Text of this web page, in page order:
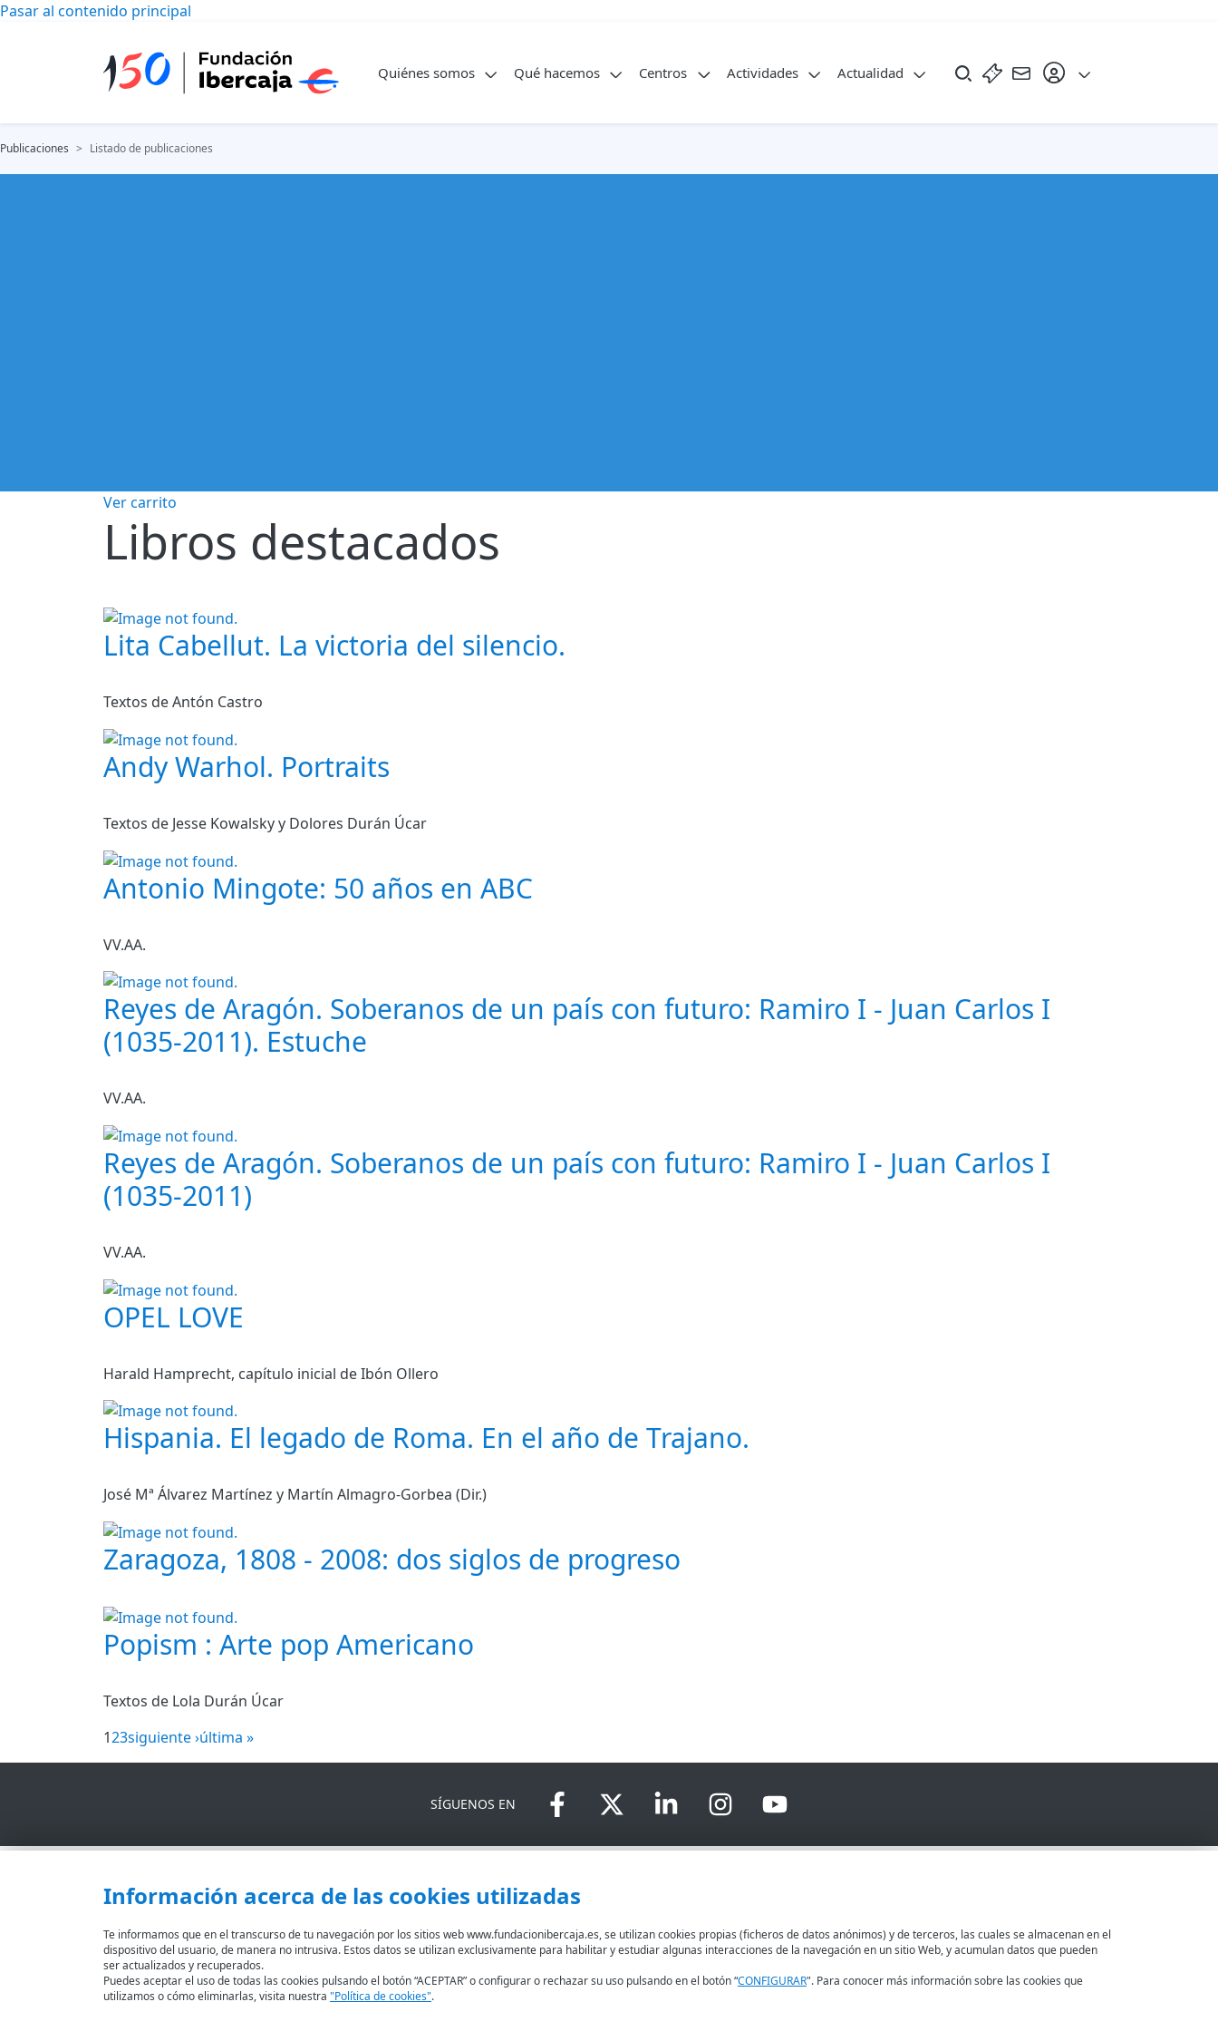
Pasar al contenido principal
Quiénes somos Qué hacemos Centros Actividades Actualidad
Publicaciones Listado de publicaciones
Ver carrito
Libros destacados
Lita Cabellut. La victoria del silencio.
Textos de Antón Castro
Andy Warhol. Portraits
Textos de Jesse Kowalsky y Dolores Durán Úcar
Antonio Mingote: 50 años en ABC
VV.AA.
Reyes de Aragón. Soberanos de un país con futuro: Ramiro I - Juan Carlos I
(1035-2011). Estuche
VV.AA.
Reyes de Aragón. Soberanos de un país con futuro: Ramiro I - Juan Carlos I
(1035-2011)
VV.AA.
OPEL LOVE
Harald Hamprecht, capítulo inicial de Ibón Ollero
Hispania. El legado de Roma. En el año de Trajano.
José Mª Álvarez Martínez y Martín Almagro-Gorbea (Dir.)
Zaragoza, 1808 - 2008: dos siglos de progreso
Popism : Arte pop Americano
Textos de Lola Durán Úcar
123siguiente ›última »
SÍGUENOS EN
AVISO LEGAL ACCESIBILIDAD PRIVACIDAD DEVOLUCIONES COOKIES
Fundación Bancaria Ibercaja. C.I.F. G-50000652.
Información acerca de las cookies utilizadas
Te informamos que en el transcurso de tu navegación por los sitios web www.fundacionibercaja.es, se utilizan cookies propias (ficheros de datos anónimos) y de terceros, las cuales se almacenan en el
dispositivo del usuario, de manera no intrusiva. Estos datos se utilizan exclusivamente para habilitar y estudiar algunas interacciones de la navegación en un sitio Web, y acumulan datos que pueden
ser actualizados y recuperados.
Puedes aceptar el uso de todas las cookies pulsando el botón “ACEPTAR” o configurar o rechazar su uso pulsando en el botón “CONFIGURAR". Para conocer más información sobre las cookies que
utilizamos o cómo eliminarlas, visita nuestra "Política de cookies".